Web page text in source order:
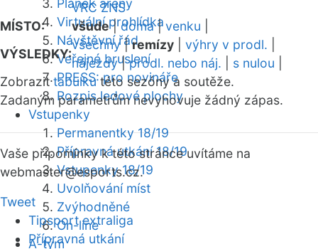
Plánek areny
Virtuální prohlídka
Návštěvní řád
Veřejné bruslení
PRESS: pro novináře
Rozpis ledové plochy
Vstupenky
Permanentky 18/19
Přípravná utkání 18/19
Vstupenky 18/19
Uvolňování míst
Zvýhodněné
On-line
A-tým
VRC ZNS
MÍSTO:
všude|doma|venku
VÝSLEDKY:
všechny|remízy výhry v prodl.
nájezdy|prodl. nebo náj. s nulou
Zobrazittabulkutéto sezóny a soutěže.
Zadaným parametrům nevyhovuje žádný zápas.
Vaše připomínky k této stránce uvítáme na
webmaster@esports.cz.
Tweet
Tipsport extraliga
Přípravná utkání